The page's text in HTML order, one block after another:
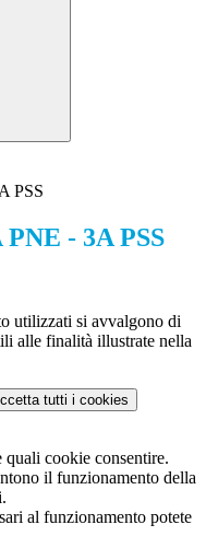
PSS
- 3A PSS
utilizzati si avvalgono di
alle finalità illustrate nella
tutti i cookies
quali cookie consentire.
il funzionamento della
al funzionamento potete